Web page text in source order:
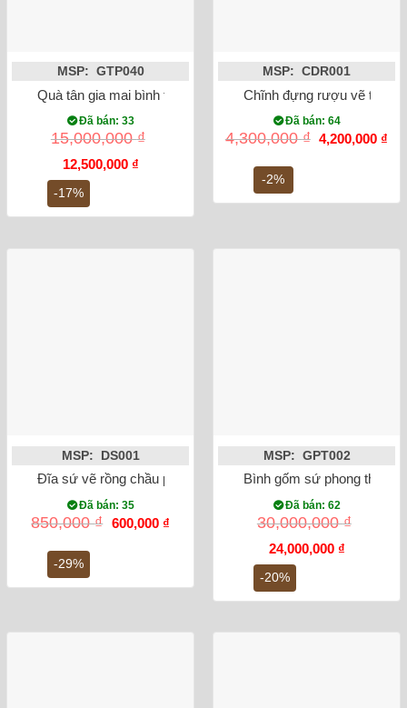
-17%
MSP: GTP040
Quà tân gia mai bình tích lộc công danh phú quý dát vàng
Đã bán: 33
15,000,000₫
Giá
gốc
là:
15,000,000 ₫.
12,500,000 ₫Giá
12,500,000 ₫.
-2%
MSP: CDR001
Chĩnh đựng rượu vẽ tứ
Đã bán: 64
4,300,000₫ Giá
gốc
4,200,000 ₫
-29%
MSP: DS001
Đĩa sứ vẽ rồng chầu phi 36
Đã bán: 35
850,000₫ Giá
600,000 ₫Giá
-20%
MSP: GPT002
Bình gốm sứ phong thủy
Đã bán: 62
30,000,000₫
Giá
gốc
là:
30,000,000 ₫.
24,000,000 ₫Giá